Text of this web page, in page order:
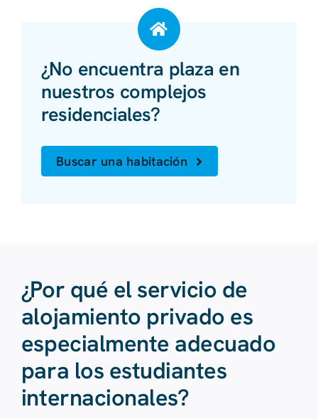
¿No encuentra plaza en
nuestros complejos
residenciales?
Buscar una habitación
¿Por qué el servicio de
alojamiento privado es
especialmente adecuado
para los estudiantes
internacionales?